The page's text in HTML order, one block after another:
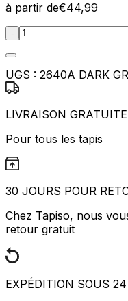
à partir de€44,99
:product_name quantity
-
UGS : 2640A DARK
LIVRAISON GRATUITE
Pour tous les tapis
30 JOURS POUR
Chez Tapiso, nous
retour gratuit
EXPÉDITION SOUS